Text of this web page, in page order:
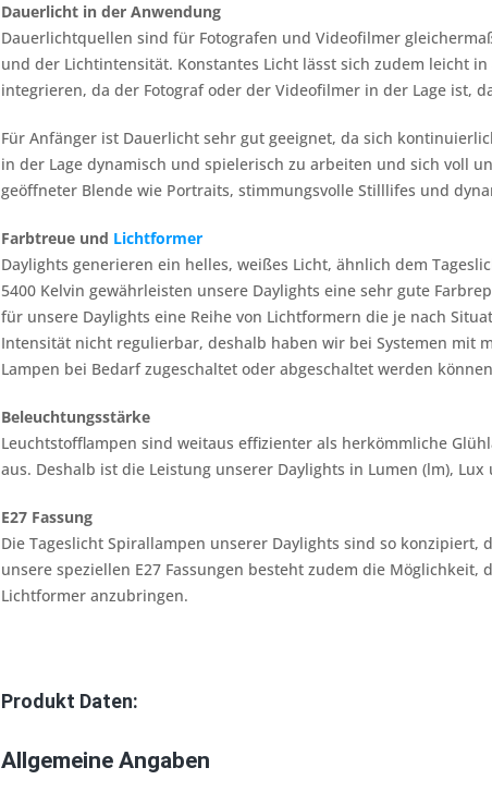
Dauerlicht in der Anwendung
Dauerlichtquellen sind für Fotografen und Videofilmer
und der Lichtintensität. Konstantes Licht lässt sich zudem leicht
integrieren, da der Fotograf oder der Videofilmer in der Lage ist,
Für Anfänger ist Dauerlicht sehr gut geeignet, da sich
in der Lage dynamisch und spielerisch zu arbeiten und sich voll
geöffneter Blende wie Portraits, stimmungsvolle Stilllifes und
Farbtreue und Lichtformer
Daylights generieren ein helles, weißes Licht, ähnlich dem
5400 Kelvin gewährleisten unsere Daylights eine sehr gute
für unsere Daylights eine Reihe von Lichtformern die je nach
Intensität nicht regulierbar, deshalb haben wir bei Systemen mit
Lampen bei Bedarf zugeschaltet oder abgeschaltet werden
Beleuchtungsstärke
Leuchtstofflampen sind weitaus effizienter als herkömmliche
aus. Deshalb ist die Leistung unserer Daylights in Lumen (lm),
E27 Fassung
Die Tageslicht Spirallampen unserer Daylights sind so konzipiert,
unsere speziellen E27 Fassungen besteht zudem die Möglichkeit,
Lichtformer anzubringen.
Produkt Daten:
Allgemeine Angaben